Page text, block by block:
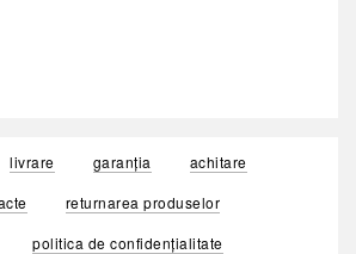
livrare garanția
achitare
returnarea produselor
politica de confidențialitate